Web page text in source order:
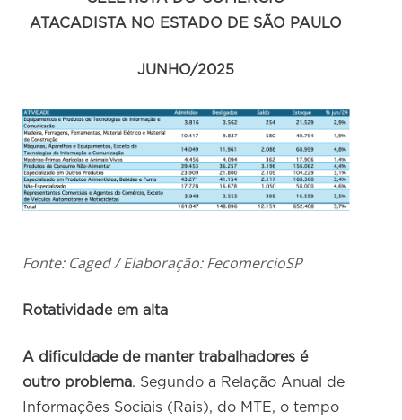
ATACADISTA NO ESTADO DE SÃO PAULO
JUNHO/2025
Fonte: Caged / Elaboração: FecomercioSP
Rotatividade em alta
A dificuldade de manter trabalhadores é
outro problema. Segundo a Relação Anual de
Informações Sociais (Rais), do MTE, o tempo